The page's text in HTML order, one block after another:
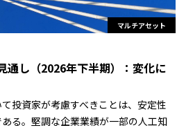
マルチアセット
通し（2026年下半期）：変化に
投資家が考慮すべきことは、安定性
る。堅調な企業業績が一部の人工知